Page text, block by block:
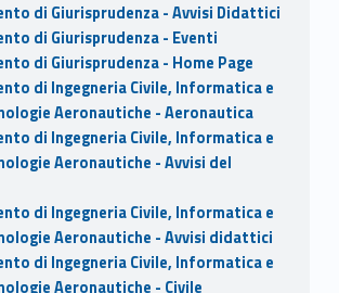
di Giurisprudenza - Avvisi Didattici
di Giurisprudenza - Eventi
di Giurisprudenza - Home Page
di Ingegneria Civile, Informatica e
Aeronautiche - Aeronautica
di Ingegneria Civile, Informatica e
Aeronautiche - Avvisi del
di Ingegneria Civile, Informatica e
Aeronautiche - Avvisi didattici
di Ingegneria Civile, Informatica e
Aeronautiche - Civile